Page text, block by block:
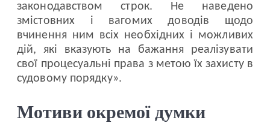
законодавством строк. Не наведено
змістовних і вагомих доводів щодо
вчинення ним всіх необхідних і можливих
дій, які вказують на бажання реалізувати
свої процесуальні права з метою їх захисту в
судовому порядку».
Мотиви окремої думки